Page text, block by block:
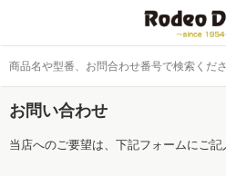
お問い合わせ
当店へのご要望は、下記フォームにご記